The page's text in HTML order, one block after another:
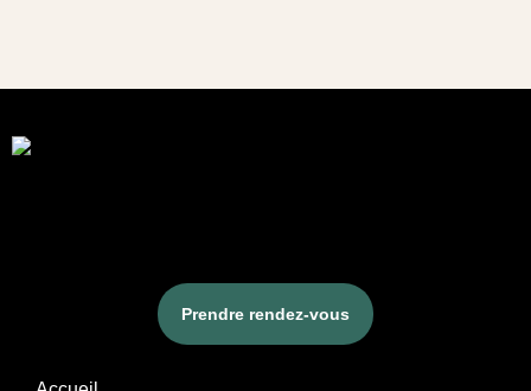
Prendre rendez-vous